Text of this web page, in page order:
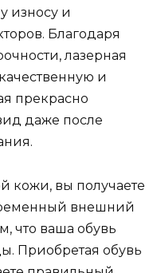
износу и
Благодаря
лазерная
и
прекрасно
даже после
кожи, вы получаете
внешний
что ваша обувь
Приобретая обувь